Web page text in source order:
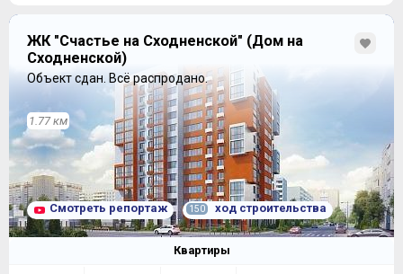
ЖК "Счастье на Сходненской" (Дом на
Сходненской)
Объект сдан. Всё распродано.
1.77 км
Смотреть репортаж 150 ход строительства
Квартиры